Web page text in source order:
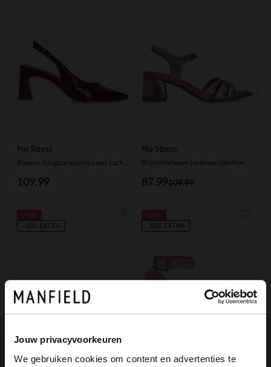
Jouw privacyvoorkeuren
We gebruiken cookies om content en advertenties te
No Stress
109.99
No Stress
Bronzefarbene Ledersandaletten
109.99
87.99
-10% EXTRA
-10% EXTRA